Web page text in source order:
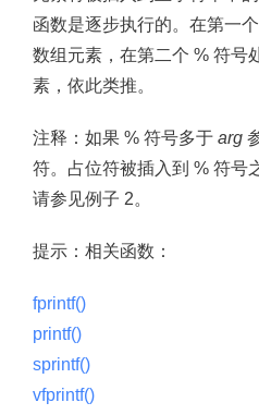
函数是逐步执行的。在第一
数组元素，在第二个 % 符号
素，依此类推。
注释： 如果 % 符号多于 arg
符。占位符被插入到 % 符号
请参见例子 2。
提示： 相关函数：
fprintf()
printf()
sprintf()
vfprintf()